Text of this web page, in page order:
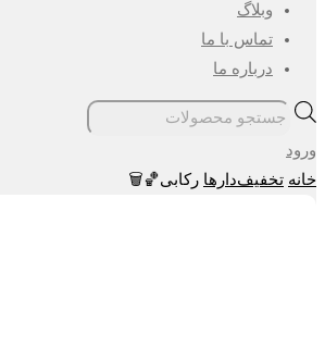
وبلاگ
تماس با ما
درباره ما
جستجوی
ورود
خانه تخفیف‌دارها رکابی🏀🗑